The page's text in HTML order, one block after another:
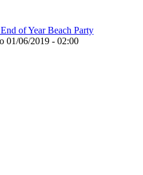
of Year Beach Party
01/06/2019 - 02:00